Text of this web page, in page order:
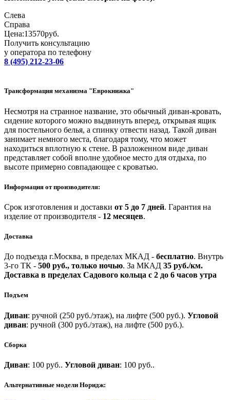
Слева
Справa
Цена:13570руб.
Получить консультацию
у оператора по телефону
8 (495) 212-23-06
Трансформация механизма "Еврокнижка"
Несмотря на странное название, это обычный диван-кровать,
сидение которого можно выдвинуть вперед, открывая ящик
для постельного белья, а спинку отвести назад. Такой диван
занимает немного места, благодаря тому, что может
находиться вплотную к стене. В разложенном виде диван
представляет собой вполне удобное место для отдыха, по
высоте примерно совпадающее с кроватью.
Информация от производителя:
Срок изготовления и доставки от 5 до 7 дней. Гарантия на
изделие от производителя - 12 месяцев.
Доставка
До подъезда г.Москва, в пределах МКАД - бесплатно. Внутрь
3-го ТК - 500 руб., только ночью. За МКАД 35 руб./км.
Доставка в пределах Садового кольца с 2 до 6 часов утра
Подъем
Диван: ручной (250 руб./этаж), на лифте (500 руб.). Угловой
диван: ручной (300 руб./этаж), на лифте (500 руб.).
Сборка
Диван: 100 руб.. Угловой диван: 100 руб..
Альтернативные модели Норидж: